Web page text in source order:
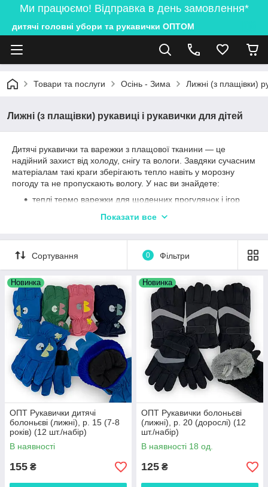
Ми працюємо! Відправка в день замовлення*
дитячі головні убори та рукавички ОПТОМ
Товари та послуги Осінь - Зима Лижні (з плащівки)
Лижні (з плащівки) рукавиці і рукавички для дiтей
Дитячі рукавички та варежки з плащової тканини ― це
надійний захист від холоду, снігу та вологи. Завдяки сучасним
матеріалам такі краги зберігають тепло навіть у морозну
погоду та не пропускають вологу. У нас ви знайдете:
теплі термо варежки для щоденних прогулянок і ігор
відпочинку та катання;
зручні дитячі рукавички з м’якою підкладкою для
Усі моделі відрізняються якісним пошиттям, міцною
плащовою тканиною та стильним дизайном.
Показати все
Сортування 0 Фільтри
Новинка
ОПТ Рукавички дитячі
болоньєві (лижні), р. 15 (7-8
років) (12 шт./набір)
В наявності
155 ₴
Новинка
ОПТ Рукавички болоньєві
(лижні), р. 20 (дорослі) (12
шт./набір)
В наявності 18 од.
125 ₴